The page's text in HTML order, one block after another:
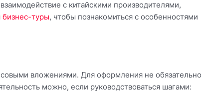
с китайскими производителями,
бизнес-туры, чтобы познакомиться с особенностями
вложениями. Для оформления не обязательно
можно, если руководствоваться шагами: